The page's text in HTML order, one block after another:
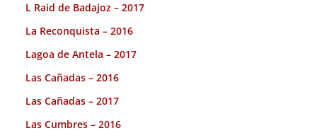
L Raid de Badajoz – 2017
La Reconquista – 2016
Lagoa de Antela – 2017
Las Cañadas – 2016
Las Cañadas – 2017
Las Cumbres – 2016